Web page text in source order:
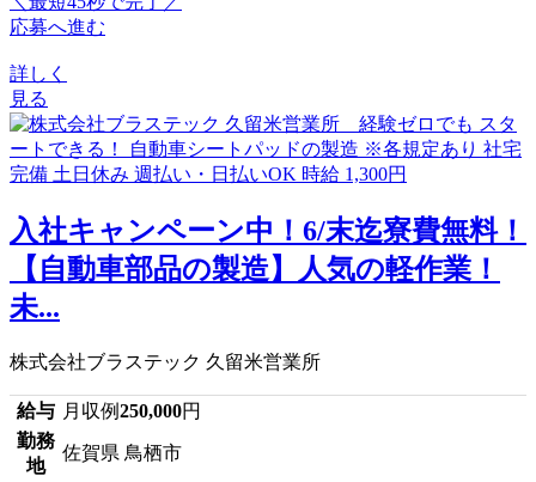
応募へ進む
詳しく
見る
入社キャンペーン中！6/末迄寮費無料！
【自動車部品の製造】人気の軽作業！
未...
株式会社ブラステック 久留米営業所
給与 月収例250,000円
勤務
地
佐賀県 鳥栖市